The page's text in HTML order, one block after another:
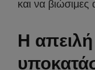
και να
Η